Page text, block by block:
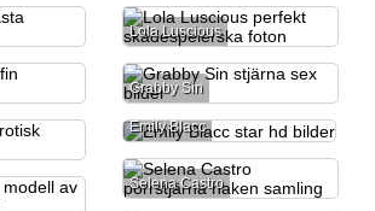
Lola Luscious
Grabby Sin
Emily Blacc
Selena Castro